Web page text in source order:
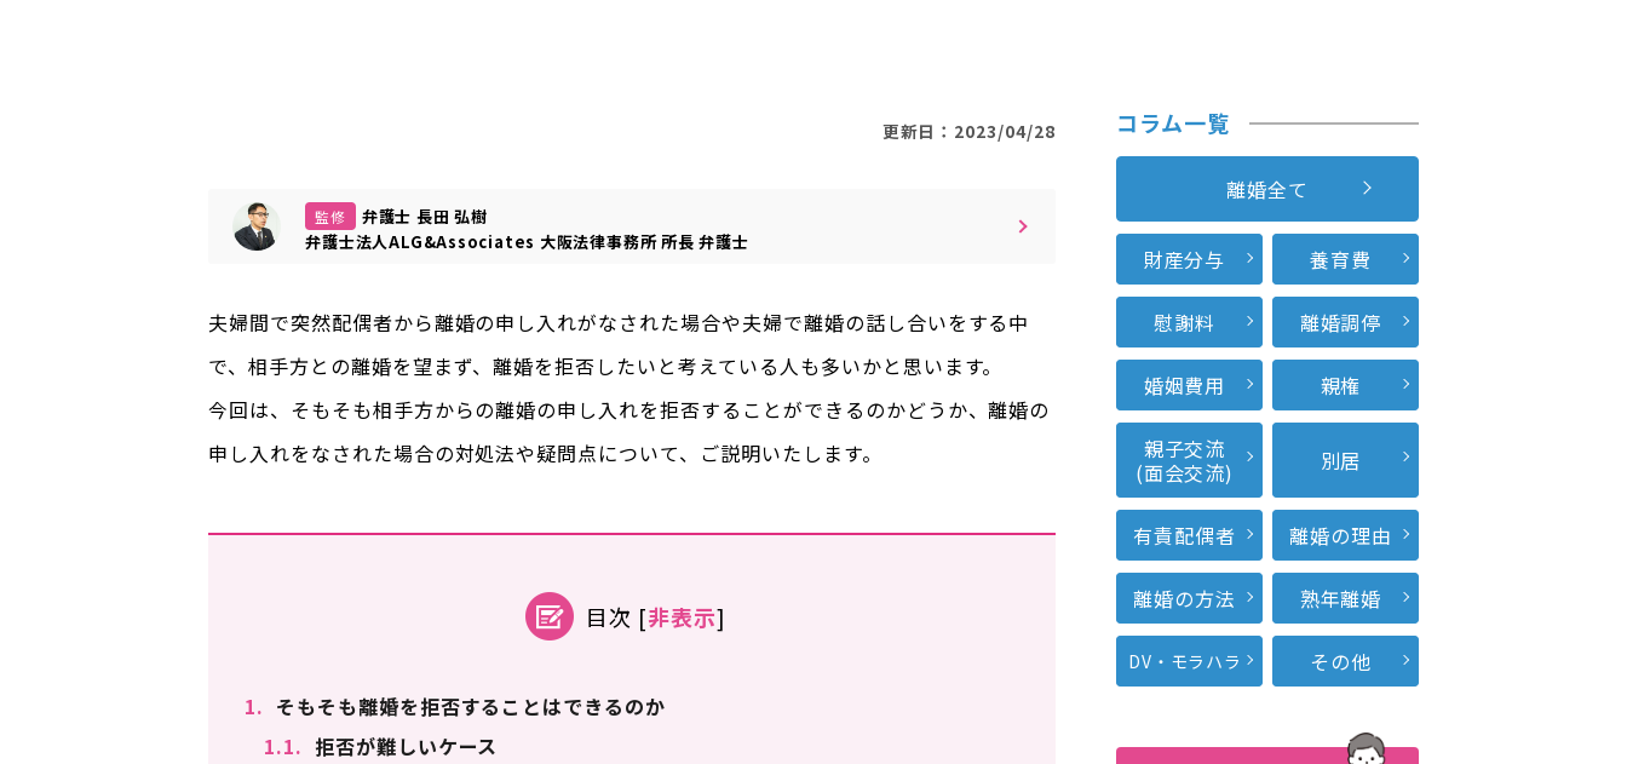
更新日：2023/04/28
監修
弁護士 長田 弘樹
弁護士法人ALG&Associates 大阪法律事務所所長 弁護士
夫婦間で突然配偶者から離婚の申し入れがなされた場合や夫婦で離婚の話し合いをする中
で、相手方との離婚を望まず、離婚を拒否したいと考えている人も多いかと思います。
今回は、そもそも相手方からの離婚の申し入れを拒否することができるのかどうか、離婚の
申し入れをなされた場合の対処法や疑問点について、ご説明いたします。
目次 [非表示]
1. そもそも離婚を拒否することはできるのか
1.1. 拒否が難しいケース
コラム一覧
離婚全て
財産分与 養育費
慰謝料 離婚調停
婚姻費用 親権
親子交流
(面会交流)
別居
有責配偶者 離婚の理由
離婚の方法 熟年離婚
DV・モラハラ その他